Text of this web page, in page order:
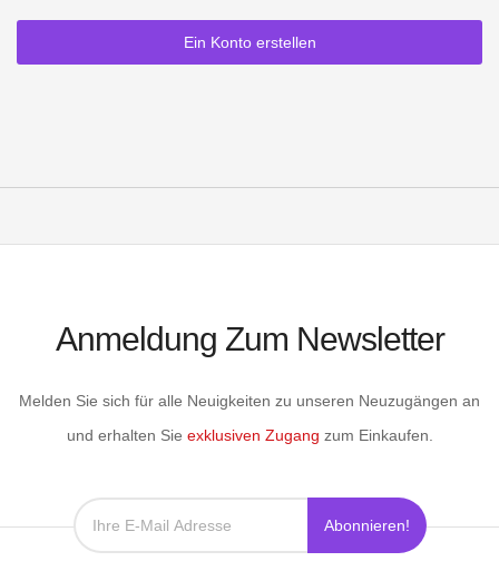
Ein Konto erstellen
Anmeldung Zum Newsletter
Melden Sie sich für alle Neuigkeiten zu unseren Neuzugängen an
und erhalten Sie exklusiven Zugang zum Einkaufen.
Abonnieren!